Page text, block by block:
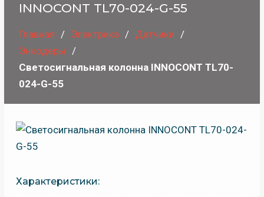
INNOCONT TL70-024-G-55
Главная Электрика
Датчики
Энкодеры
Светосигнальная колонна INNOCONT TL70-
024-G-55
Характеристики: